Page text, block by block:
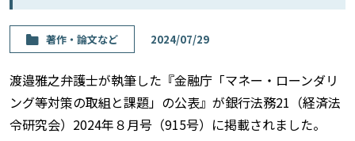
著作・論⽂など 2024/07/29
渡邉雅之弁護士が執筆した『金融庁「マネー・ローンダリ
ング等対策の取組と課題」の公表』が銀行法務21（経済法
令研究会）2024年８月号（915号）に掲載されました。